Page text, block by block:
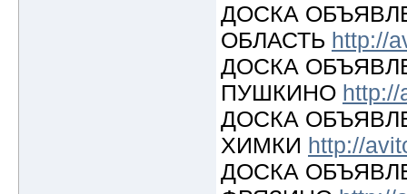
ДОСКА
ОБЛАСТЬ http://
ДОСКА
ПУШКИНО http://
ДОСКА
ХИМКИ http://
ДОСКА